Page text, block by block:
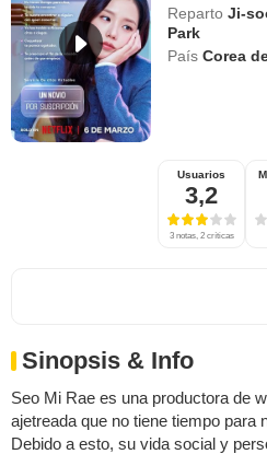
Reparto Ji-
Park
País Corea
Usuarios
3,2
3 notas, 2 críticas
Sinopsis & Info
Seo Mi Rae es una productora de
ajetreada que no tiene tiempo para
Debido a esto, su vida social y